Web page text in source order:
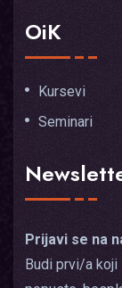
OiK
Kursevi
Seminari
Prijavi se na
Budi prvi/a